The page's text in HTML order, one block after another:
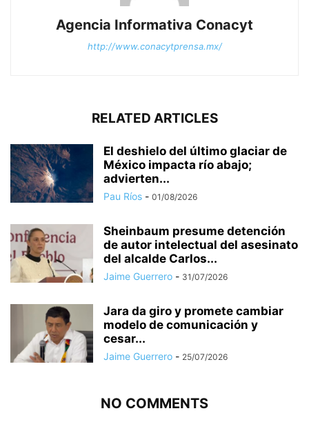
Agencia Informativa Conacyt
http://www.conacytprensa.mx/
RELATED ARTICLES
El deshielo del último glaciar de
México impacta río abajo;
advierten...
Pau Ríos - 01/08/2026
Sheinbaum presume detención
de autor intelectual del asesinato
del alcalde Carlos...
Jaime Guerrero - 31/07/2026
Jara da giro y promete cambiar
modelo de comunicación y
cesar...
Jaime Guerrero - 25/07/2026
NO COMMENTS